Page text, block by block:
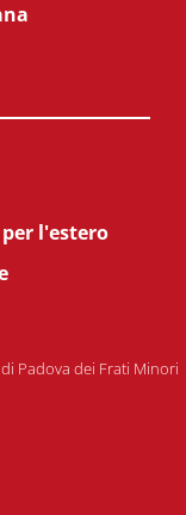
l'estero
Padova dei Frati Minori